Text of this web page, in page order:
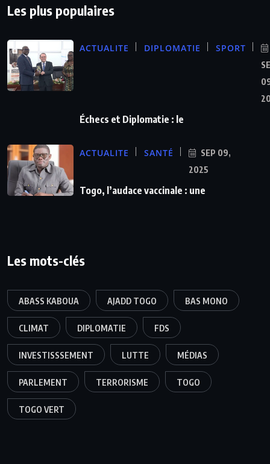
Les plus populaires
ACTUALITE DIPLOMATIE SPORT
Échecs et Diplomatie : le
ACTUALITE SANTÉ
SEP 09,
2025
Togo, l’audace vaccinale : une
Les mots-clés
ABASS KABOUA AJADD TOGO BAS MONO
CLIMAT DIPLOMATIE FDS
INVESTISSSEMENT LUTTE MÉDIAS
PARLEMENT TERRORISME TOGO
TOGO VERT